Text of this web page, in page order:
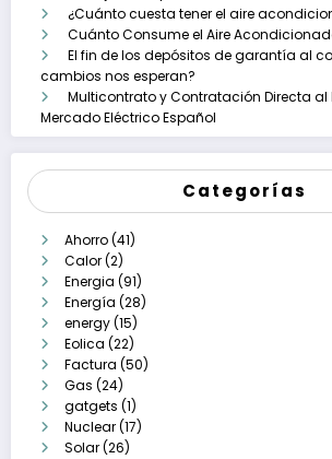
¿Cuánto cuesta tener el aire
Cuánto Consume el Aire
El fin de los depósitos de garantía al
cambios nos esperan?
Multicontrato y Contratación Directa al
Mercado Eléctrico Español
Categorías
Ahorro(41)
Calor(2)
Energia (91)
Energía (28)
energy(15)
Eolica (22)
Factura (50)
Gas (24)
gatgets (1)
Nuclear(17)
Solar(26)